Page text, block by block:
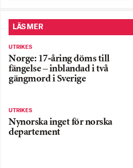
LÄS MER
UTRIKES
Norge: 17-åring döms till
fängelse – inblandad i två
gängmord i Sverige
UTRIKES
Nynorska inget för norska
departement